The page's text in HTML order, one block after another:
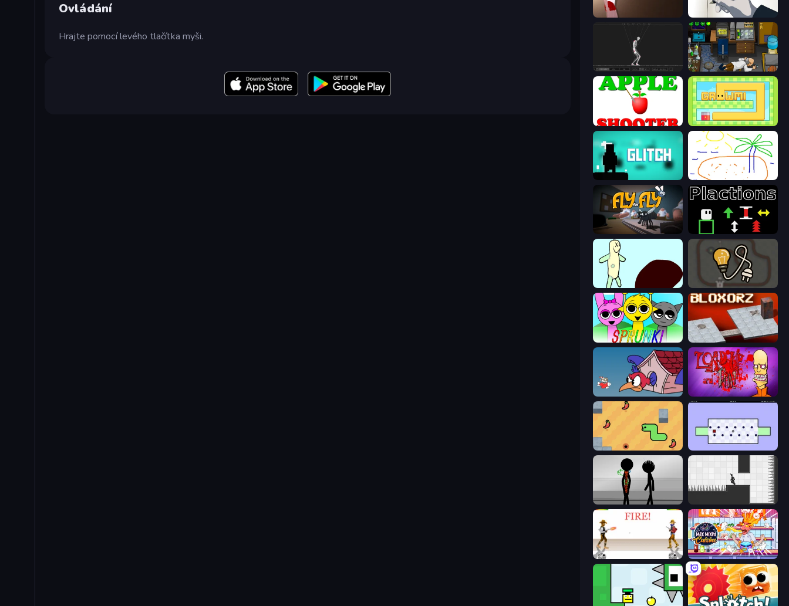
Ovládání
Hrajte pomocí levého tlačítka myši.
Short Life Death Note Type
Skeleton Simulator Foreign Creature
Apple Shooter Growmi
Skribbl.io
Fly for Fly Plactions
Doodieman Voodoo Light The Lamp
Sprunki Bloxorz
Cuphead Load Up and Kill
SSSPICY!
Stick Figure Penalty 2
Gunblood Max Mixed Cuisine